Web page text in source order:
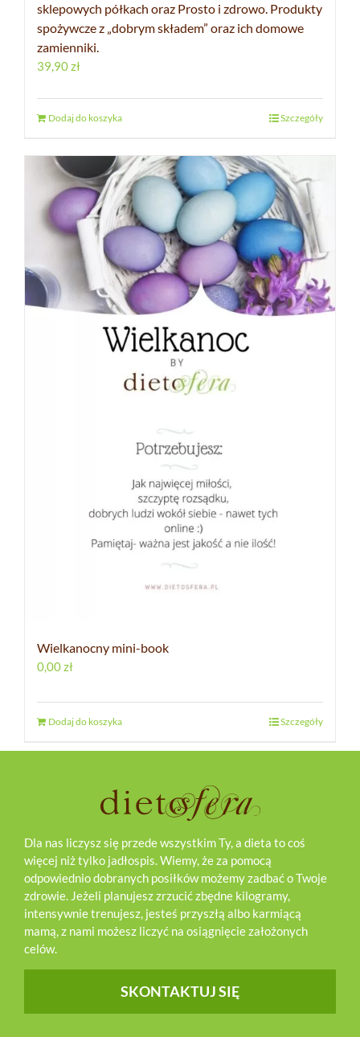
sklepowych półkach oraz Prosto i zdrowo. Produkty
spożywcze z „dobrym składem” oraz ich domowe
zamienniki.
39,90zł
Dodaj do koszyka Szczegóły
Wielkanocny mini-book
0,00zł
Dodaj do koszyka Szczegóły
Dla nas liczysz się przede wszystkim Ty, a dieta to coś
więcej niż tylko jadłospis. Wiemy, że za pomocą
odpowiednio dobranych posiłków możemy zadbać o Twoje
zdrowie. Jeżeli planujesz zrzucić zbędne kilogramy,
intensywnie trenujesz, jesteś przyszłą albo karmiącą
mamą, z nami możesz liczyć na osiągnięcie założonych
celów.
SKONTAKTUJ SIĘ